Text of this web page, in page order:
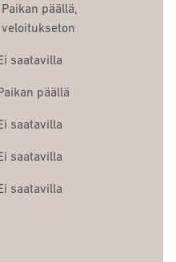
Paikan päällä,
veloitukseton
saatavilla
päällä
saatavilla
saatavilla
saatavilla